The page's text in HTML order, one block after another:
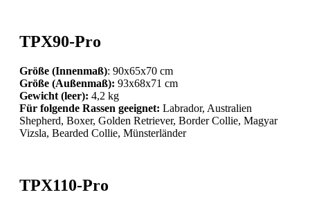
TPX90-Pro
Größe (Innenmaß): 90x65x70 cm
Größe (Außenmaß): 93x68x71 cm
Gewicht (leer): 4,2 kg
Für folgende Rassen geeignet: Labrador, Australien
Shepherd, Boxer, Golden Retriever, Border Collie, Magyar
Vizsla, Bearded Collie, Münsterländer
TPX110-Pro